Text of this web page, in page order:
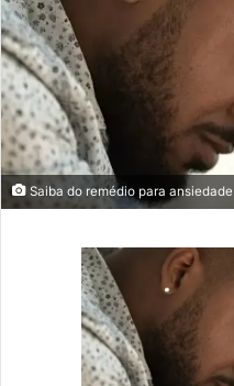
Saiba do remédio para ansiedade